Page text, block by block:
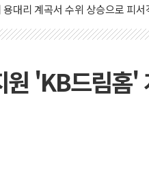
, 11~14일 '별똥별 멍' 운영…페
중·남부 동해안 시간당 50mm
車 운전면허 기능시험 오전 집
령, 'ISA·주가누르기 방지법' 전
주말 무더위 지속…청주·진천 35
'KB드림홈'